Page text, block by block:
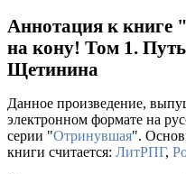
Аннотация к книге
на кону! Том 1.
Щетинина
Данное произведение,
электронном формате на
серии "Отринувшая".
книги считается: ЛитРПГ,